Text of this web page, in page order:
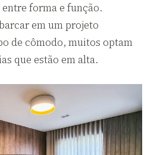
forma e função.
em um projeto
de cômodo, muitos optam
que estão em alta.